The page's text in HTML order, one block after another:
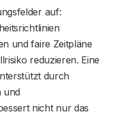
auf:
und faire Zeitpläne
reduzieren. Eine
durch
und
nicht nur das